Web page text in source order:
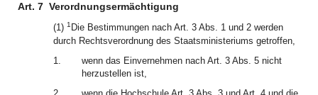
Art. 7 Verordnungsermächtigung
(1) 1 Die Bestimmungen nach Art. 3 Abs. 1 und 2 werden
durch Rechtsverordnung des Staatsministeriums getroffen,
1.
wenn das Einvernehmen nach Art. 3 Abs. 5 nicht
herzustellen ist,